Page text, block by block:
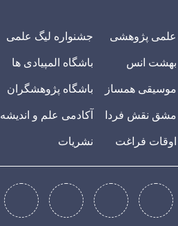
علمی پژوهشی
بهشت انس
موسیقی همساز
مشق نقش فردا
فراغت
جشنواره لیگ علمی
باشگاه المپیادی ها
باشگاه پژوهشگران
آکادمی علم و اندیشه
نشریات